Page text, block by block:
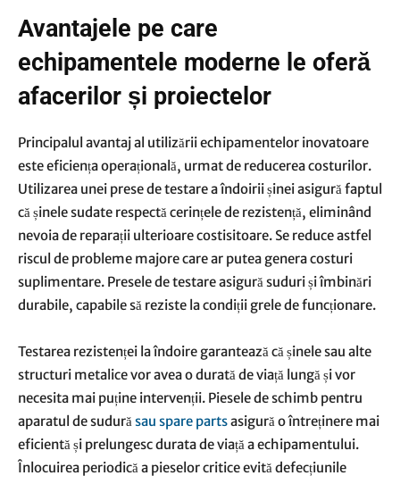
Avantajele pe care
echipamentele moderne le oferă
afacerilor și proiectelor
Principalul avantaj al utilizării echipamentelor inovatoare
este eficiența operațională, urmat de reducerea costurilor.
Utilizarea unei prese de testare a îndoirii șinei asigură faptul
că șinele sudate respectă cerințele de rezistență, eliminând
nevoia de reparații ulterioare costisitoare. Se reduce astfel
riscul de probleme majore care ar putea genera costuri
suplimentare. Presele de testare asigură suduri și îmbinări
durabile, capabile să reziste la condiții grele de funcționare.
Testarea rezistenței la îndoire garantează că șinele sau alte
structuri metalice vor avea o durată de viață lungă și vor
necesita mai puține intervenții. Piesele de schimb pentru
aparatul de sudurăsau spare partsasigură o întreținere mai
eficientă și prelungesc durata de viață a echipamentului.
Înlocuirea periodică a pieselor critice evită defecțiunile